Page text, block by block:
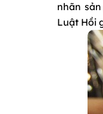
nhãn
Luật Hồi